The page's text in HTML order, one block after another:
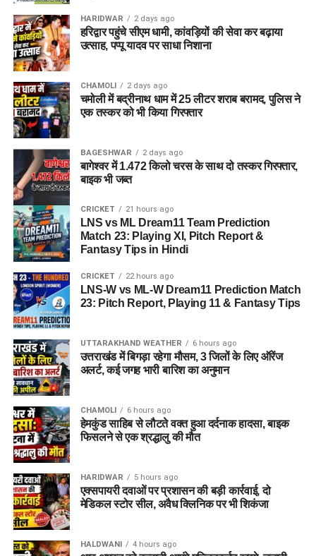
HARIDWAR 2 days ago
हरिद्वार पहुंचे सीएम धामी, कांवड़ियों की सेवा कर बढ़ाया
उत्साह, पप्पू यादव पर साधा निशाना
CHAMOLI 2 days ago
चमोली में बद्रीनाथ धाम में 25 लीटर शराब बरामद, पुलिस ने
एक तस्कर को भी किया गिरफ्तार
BAGESHWAR 2 days ago
बागेश्वर में 1.472 किलो चरस के साथ दो तस्कर गिरफ्तार,
बाइक भी जब्त
CRICKET 21 hours ago
LNS vs ML Dream11 Team Prediction
Match 23: Playing XI, Pitch Report &
Fantasy Tips in Hindi
CRICKET 22 hours ago
LNS-W vs ML-W Dream11 Prediction Match
23: Pitch Report, Playing 11 & Fantasy Tips
UTTARAKHAND WEATHER 6 hours ago
उत्तराखंड में बिगड़ा रहेगा मौसम, 3 जिलों के लिए ऑरेंज
अलर्ट, कई जगह भारी बारिश का अनुमान
CHAMOLI 6 hours ago
हेमकुंड साहिब से लौटते वक्त हुआ दर्दनाक हादसा, बाइक
फिसलने से एक श्रद्धालु की मौत
HARIDWAR 5 hours ago
एक्सपायरी दवाओं पर प्रशासन की बड़ी कार्रवाई, दो
मेडिकल स्टोर सील, अवैध क्लिनिक पर भी शिकंजा
HALDWANI 4 hours ago